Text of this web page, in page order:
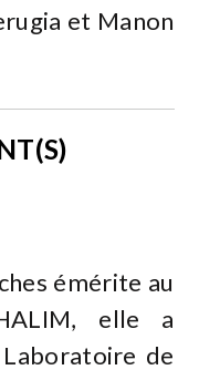
et Manon
émérite au
elle a
de